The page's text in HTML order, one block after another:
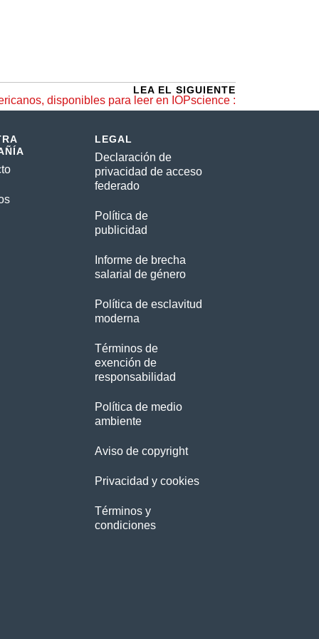
LEA EL SIGUIENTE
disponibles para leer en IOPscience :
LEGAL
Declaración de
privacidad de acceso
federado
Política de
publicidad
Informe de brecha
salarial de género
Política de esclavitud
moderna
Términos de
exención de
responsabilidad
Política de medio
ambiente
Aviso de copyright
Privacidad y cookies
Términos y
condiciones